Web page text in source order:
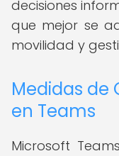
decisiones
que mejor se
movilidad y
Medidas de
en Teams
Microsoft